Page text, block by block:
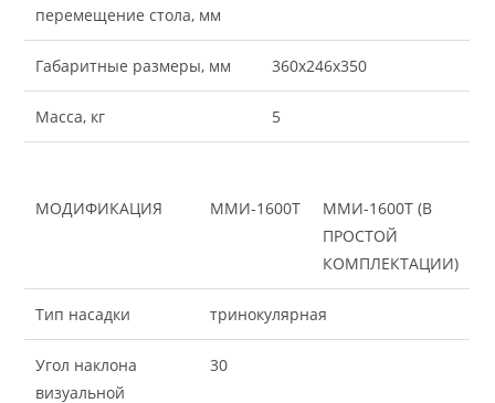
перемещение стола, мм
Габаритные размеры, мм 360х246х350
Масса, кг 5
МОДИФИКАЦИЯ ММИ-1600Т
ММИ-1600Т (В
ПРОСТОЙ
КОМПЛЕКТАЦИИ)
Тип насадки тринокулярная
Угол наклона
визуальной
30